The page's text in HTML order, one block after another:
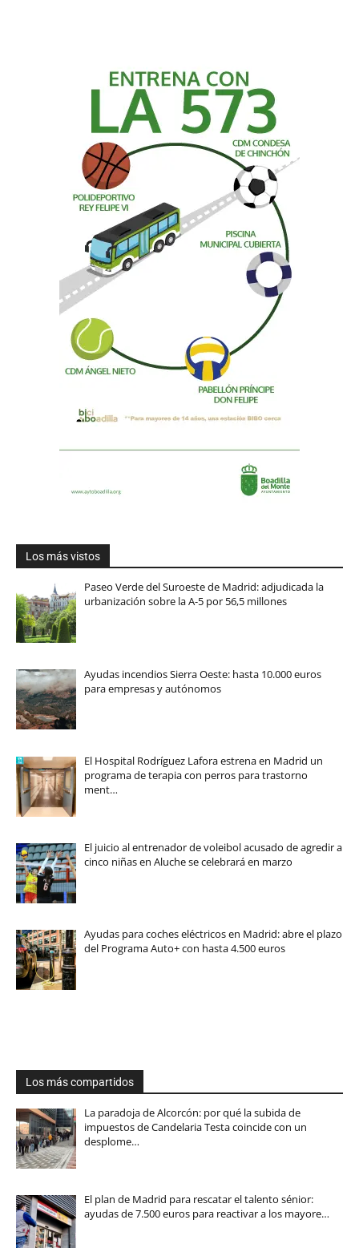
Los más vistos
Paseo Verde del Suroeste de Madrid: adjudicada la
urbanización sobre la A-5 por 56,5 millones
Ayudas incendios Sierra Oeste: hasta 10.000 euros
para empresas y autónomos
El Hospital Rodríguez Lafora estrena en Madrid un
programa de terapia con perros para trastorno
ment…
El juicio al entrenador de voleibol acusado de agredir a
cinco niñas en Aluche se celebrará en marzo
Ayudas para coches eléctricos en Madrid: abre el plazo
del Programa Auto+ con hasta 4.500 euros
Los más compartidos
La paradoja de Alcorcón: por qué la subida de
impuestos de Candelaria Testa coincide con un
desplome…
El plan de Madrid para rescatar el talento sénior:
ayudas de 7.500 euros para reactivar a los mayore…